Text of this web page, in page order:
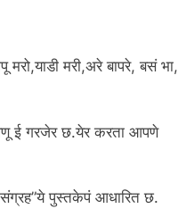
मरो,याडी मरी,अरे बापरे, बसं भा,
ई गरजेर छ.येर करता आपणे
संग्रह”ये पुस्तकेपं आधारित छ.